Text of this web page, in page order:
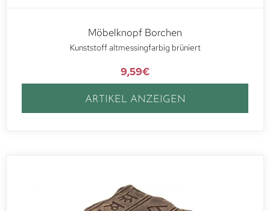
Möbelknopf Borchen
Kunststoff altmessingfarbig brüniert
9,59€
ARTIKEL ANZEIGEN